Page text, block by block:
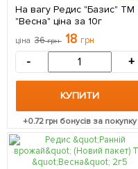
На вагу Редис "Базис" ТМ
"Весна" ціна за 10г
ціна 36грн 18 грн
- +
КУПИТИ
+0.72грн бонусів за покупку